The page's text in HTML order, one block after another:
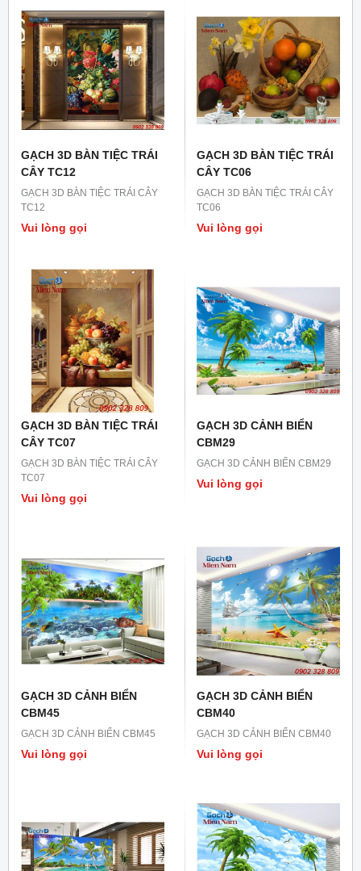
GẠCH 3D BÀN TIỆC TRÁI
CÂY TC12
GẠCH 3D BÀN TIỆC TRÁI CÂY
TC12
Vui lòng gọi
GẠCH 3D BÀN TIỆC TRÁI
CÂY TC06
GẠCH 3D BÀN TIỆC TRÁI CÂY
TC06
Vui lòng gọi
GẠCH 3D BÀN TIỆC TRÁI
CÂY TC07
GẠCH 3D BÀN TIỆC TRÁI CÂY
TC07
Vui lòng gọi
GẠCH 3D CẢNH BIỂN
CBM29
GẠCH 3D CẢNH BIỂN CBM29
Vui lòng gọi
GẠCH 3D CẢNH BIỂN
CBM45
GẠCH 3D CẢNH BIỂN CBM45
Vui lòng gọi
GẠCH 3D CẢNH BIỂN
CBM40
GẠCH 3D CẢNH BIỂN CBM40
Vui lòng gọi